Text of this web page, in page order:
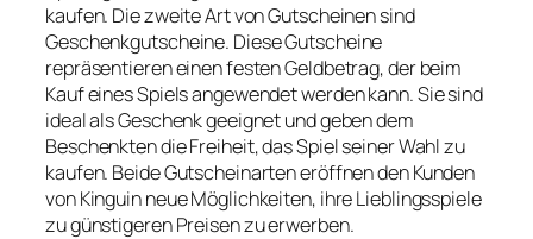
kaufen. Die zweite Art von Gutscheinen sind
Geschenkgutscheine. Diese Gutscheine
repräsentieren einen festen Geldbetrag, der beim
Kauf eines Spiels angewendet werden kann. Sie sind
ideal als Geschenk geeignet und geben dem
Beschenkten die Freiheit, das Spiel seiner Wahl zu
kaufen. Beide Gutscheinarten eröffnen den Kunden
von Kinguin neue Möglichkeiten, ihre Lieblingsspiele
zu günstigeren Preisen zu erwerben.